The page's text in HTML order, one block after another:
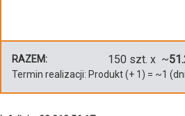
RAZEM: 150 szt. x ~
Termin realizacji: Produkt(+ 1) = ~1